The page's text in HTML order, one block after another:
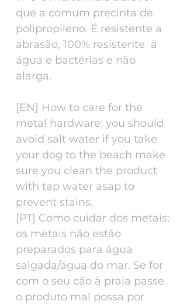
que a comum precinta de
polipropileno. É resistente a
abrasão, 100% resistente à
água e bactérias e não
alarga.
[EN] How to care for the
metal hardware: you should
avoid salt water if you take
your dog to the beach make
sure you clean the product
with tap water asap to
prevent stains.
[PT] Como cuidar dos metais:
os metais não estão
preparados para água
salgada/água do mar. Se for
com o seu cão à praia passe
o produto mal possa por